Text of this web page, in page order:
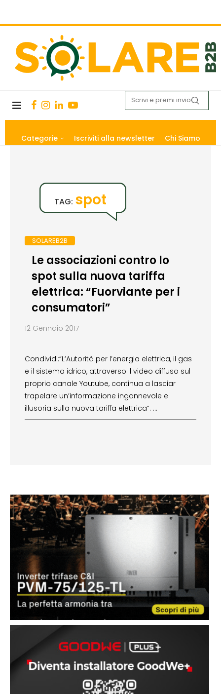
Categorie Iscriviti alla newsletter Chi Siamo
TAG: spot
SOLAREB2B
Le associazioni contro lo
spot sulla nuova tariffa
elettrica: “Fuorviante per i
consumatori”
12 Gennaio 2017
Condividi:“L’Autorità per l’energia elettrica, il gas
e il sistema idrico, attraverso il video diffuso sul
proprio canale Youtube, continua a lasciar
trapelare un’informazione ingannevole e
illusoria sulla nuova tariffa elettrica”. …